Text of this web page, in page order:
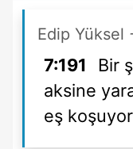
Edip Yüksel
7:191
Bir
aksine
eş